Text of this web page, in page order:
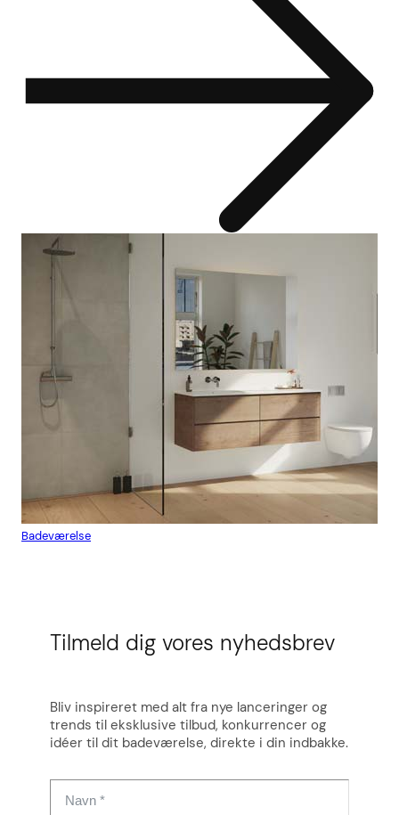
Badeværelse
Tilmeld dig vores nyhedsbrev
Bliv inspireret med alt fra nye lanceringer og
trends til eksklusive tilbud, konkurrencer og
idéer til dit badeværelse, direkte i din indbakke.